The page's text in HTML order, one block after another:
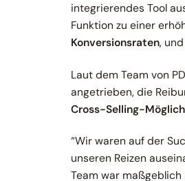
integrierendes Tool
Funktion zu einer
Konversionsraten,
Laut dem Team von
angetrieben, die
Cross-Selling-
“Wir waren auf der
unseren Reizen
Team war